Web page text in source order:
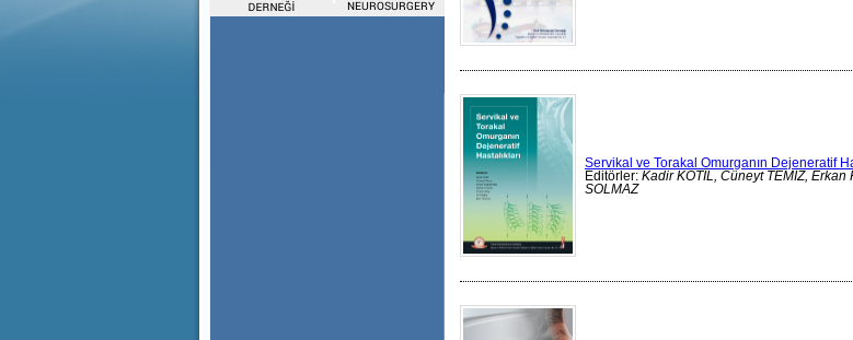
Servikal ve Torakal Omurganın Dejeneratif
Editörler: Kadir KOTİL, Cüneyt TEMİZ, Erkan
SOLMAZ